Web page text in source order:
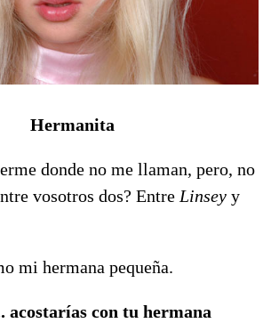
Hermanita
donde no me llaman, pero, no
vosotros dos? Entre Linsey y
mi hermana pequeña.
acostarías con tu hermana